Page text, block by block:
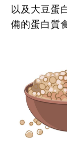
以及大豆蛋
備的蛋白質